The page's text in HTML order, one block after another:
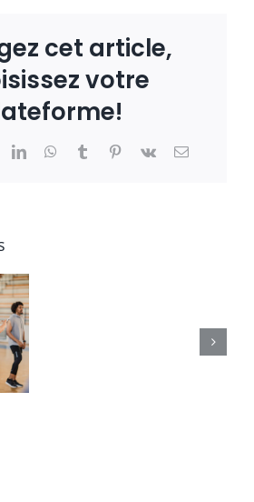
cet article,
votre
LinkedInWhatsApp
TumblrPinterest
Vk Email